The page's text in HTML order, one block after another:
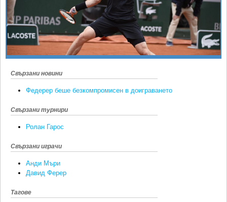
SOFIA OPEN
КЛУБОВЕ
БЛОГ
ВИДЕО
ЖЪЛТО
РАКЕТНИ
Ретро
Спорт&Фитнес
Други
Любители
Свързани новини
Федерер беше безкомпромисен в доиграването
Свързани турнири
Ролан Гарос
Свързани играчи
Анди Мъри
Давид Ферер
Тагове